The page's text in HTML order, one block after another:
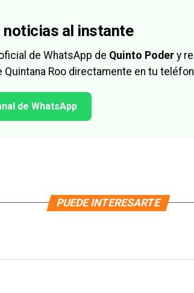
noticias al instante
de WhatsApp de Quinto Poder y
Quintana Roo directamente en tu
de WhatsApp
PUEDE INTERESARTE